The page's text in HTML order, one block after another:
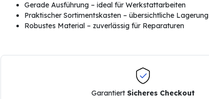
Gerade Ausführung – ideal für Werkstattarbeiten
Praktischer Sortimentskasten – übersichtliche Lagerung
Robustes Material – zuverlässig für Reparaturen
GarantiertSicheres Checkout